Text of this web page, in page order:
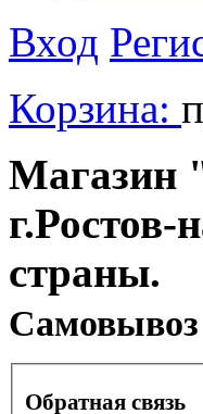
Вход
Корзина:
Магазин
страны.
Cамовывоз
Обратная связь